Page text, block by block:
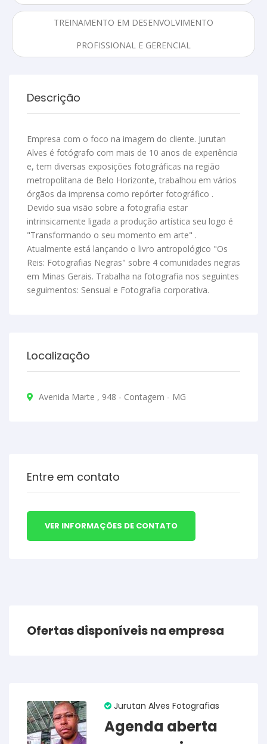
TREINAMENTO EM DESENVOLVIMENTO
PROFISSIONAL E GERENCIAL
Descrição
Empresa com o foco na imagem do cliente. Jurutan
Alves é fotógrafo com mais de 10 anos de experiência
e, tem diversas exposições fotográficas na região
metropolitana de Belo Horizonte, trabalhou em vários
órgãos da imprensa como repórter fotográfico .
Devido sua visão sobre a fotografia estar
intrinsicamente ligada a produção artística seu logo é
"Transformando o seu momento em arte" .
Atualmente está lançando o livro antropológico "Os
Reis: Fotografias Negras" sobre 4 comunidades negras
em Minas Gerais. Trabalha na fotografia nos seguintes
seguimentos: Sensual e Fotografia corporativa.
Localização
Avenida Marte , 948 - Contagem - MG
Entre em contato
VER INFORMAÇÕES DE CONTATO
Ofertas disponíveis na empresa
Jurutan Alves Fotografias
Agenda aberta